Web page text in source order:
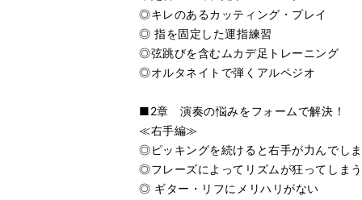
◎キレのあるカッティング・プレイ
◎ 指を固定した運指練習
◎弦跳びを含むムカデ足トレーニング
◎オルタネイトで弾くアルペジオ
■2章 演奏の悩みをフォームで解決！
≪右手編≫
◎ピッキングを続けると右手が力んでし
◎フレーズによってリズムが狂ってしまう
◎ ギター・リフにメリハリがない